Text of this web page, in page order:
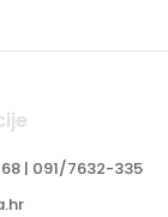
| 091/7632-335